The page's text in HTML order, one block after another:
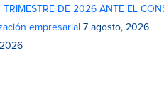
DE 2026 ANTE EL
empresarial 7 agosto, 2026